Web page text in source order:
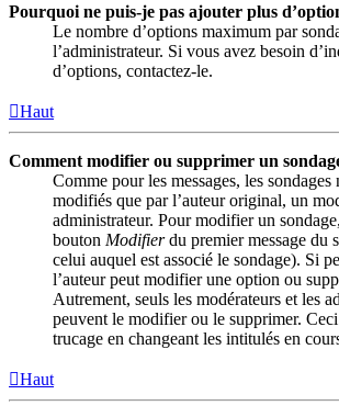
Pourquoi ne puis-je pas ajouter plus
Le nombre d’options maximum par
l’administrateur. Si vous avez besoin
d’options, contactez-le.
Haut
Comment modifier ou supprimer un
Comme pour les messages, les sondages
modifiés que par l’auteur original, un
administrateur. Pour modifier un
bouton Modifierdu premier message du
celui auquel est associé le sondage). Si
l’auteur peut modifier une option ou
Autrement, seuls les modérateurs et les
peuvent le modifier ou le supprimer.
trucage en changeant les intitulés en
Haut